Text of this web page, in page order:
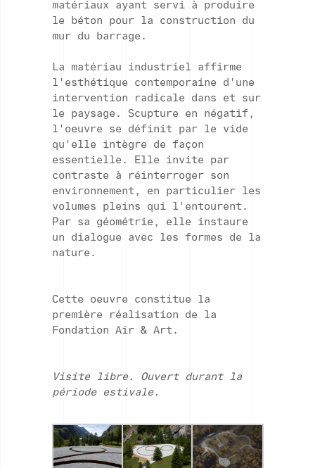
matériaux ayant servi à produire
le béton pour la construction du
mur du barrage.
La matériau industriel affirme
l'esthétique contemporaine d'une
intervention radicale dans et sur
le paysage. Scupture en négatif,
l'oeuvre se définit par le vide
qu'elle intègre de façon
essentielle. Elle invite par
contraste à réinterroger son
environnement, en particulier les
volumes pleins qui l'entourent.
Par sa géométrie, elle instaure
un dialogue avec les formes de la
nature.
Cette oeuvre constitue la
première réalisation de la
Fondation Air & Art.
Visite libre. Ouvert durant la
période estivale.